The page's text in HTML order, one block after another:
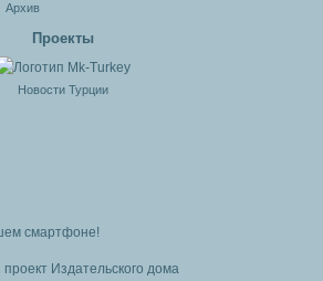
Архив
Проекты
Новости Турции
смартфоне!
Издательского дома